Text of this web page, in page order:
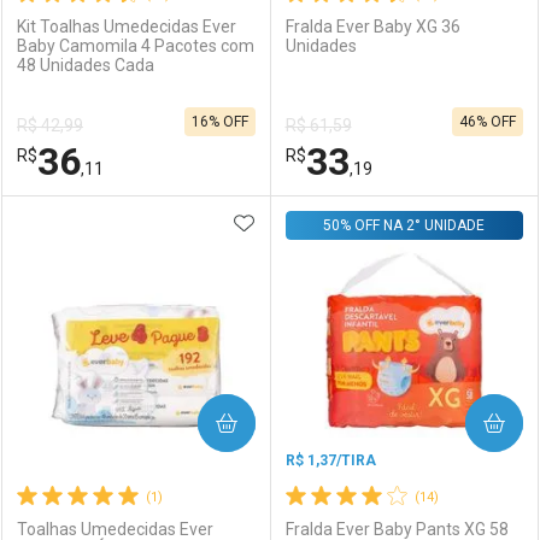
Comprar sem Desconto
Por R$ 8,06/cada
Comprar sem Desconto
Por R$ 8,06/cada
Comprar sem Desconto
Por R$ 14,39/cada
Comprar sem Desconto
Por R$ 14,39/cada
Kit Toalhas Umedecidas Ever
Baby Camomila 4 Pacotes com
48 Unidades Cada
R$ 42,99
R$36,11
16% OFF
FECHAR
Laboratório
FECHAR
Por Menos
Fralda Ever Baby XG 36
Unidades
R$ 61,59
R$33,19
46% OFF
Laboratório
Por Menos
(1)
Toalhas Umedecidas Ever
ADICIONAR AOS FAVORITOS
COMPRAR
(14)
R$ 1,37/TIRA
Fralda Ever Baby Pants XG 58
50% OFF NA 2° UNIDADE
COMPRAR